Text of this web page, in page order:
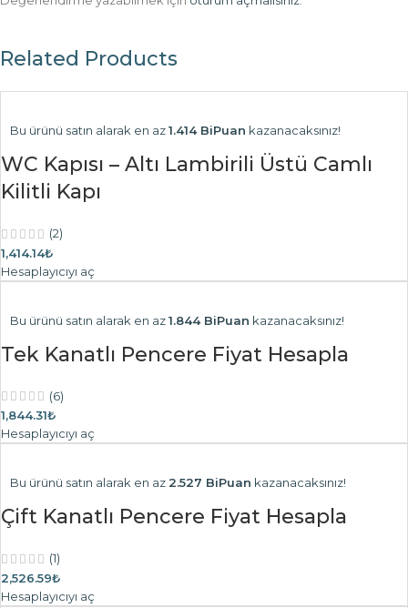
Related Products
Bu ürünü satın alarak en az1.414 BiPuan kazanacaksınız!
WC Kapısı – Altı Lambirili Üstü Camlı
Kilitli Kapı
(2)
1,414.14₺
Hesaplayıcıyı aç
Bu ürünü satın alarak en az1.844 BiPuan kazanacaksınız!
Tek Kanatlı Pencere Fiyat Hesapla
(6)
1,844.31₺
Hesaplayıcıyı aç
Bu ürünü satın alarak en az 2.527 BiPuan kazanacaksınız!
Çift Kanatlı Pencere Fiyat Hesapla
(1)
2,526.59₺
Hesaplayıcıyı aç